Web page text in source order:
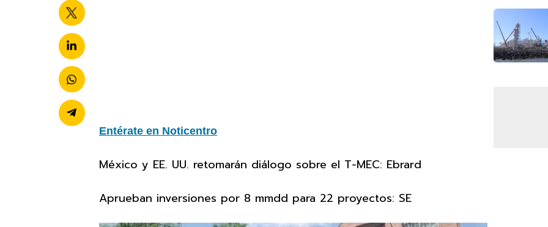
Entérate en Noticentro
México y EE. UU. retomarán diálogo sobre el T-MEC: Ebrard
Aprueban inversiones por 8 mmdd para 22 proyectos: SE